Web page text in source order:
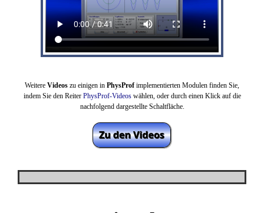
Weitere Videos zu einigen in PhysProfimplementierten Modulen finden Sie,
indem Sie den Reiter PhysProf-Videoswählen,oder durch einen Klick auf die
nachfolgend dargestellte Schaltfläche.